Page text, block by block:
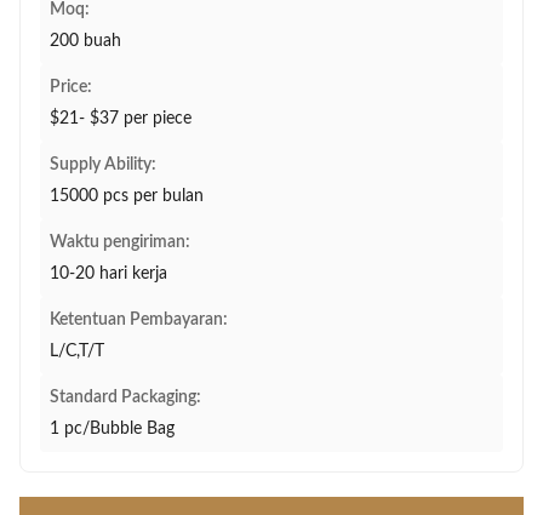
Moq:
200 buah
Price:
$21- $37 per piece
Supply Ability:
15000 pcs per bulan
Waktu pengiriman:
10-20 hari kerja
Ketentuan Pembayaran:
L/C,T/T
Standard Packaging:
1 pc/Bubble Bag